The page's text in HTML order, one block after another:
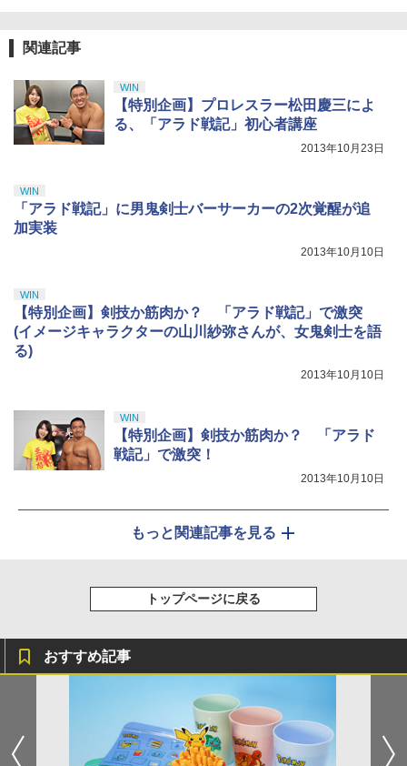
5
￥5,000
￥10,737
￥14,141
5
『映画 ラブライブ！蓮ノ空女学院スクー
ルアイドルクラブ Bloom Garden Part
￥8,589
関連記事
WIN
【特別企画】プロレスラー松田慶三によ
る、「アラド戦記」初心者講座
2013年10月23日
WIN
「アラド戦記」に男鬼剣士バーサーカーの2次覚醒が追
加実装
2013年10月10日
WIN
【特別企画】剣技か筋肉か？ 「アラド戦記」で激突
(イメージキャラクターの山川紗弥さんが、女鬼剣士を語
る)
2013年10月10日
WIN
【特別企画】剣技か筋肉か？ 「アラド
戦記」で激突！
2013年10月10日
もっと関連記事を見る
トップページに戻る
おすすめ記事